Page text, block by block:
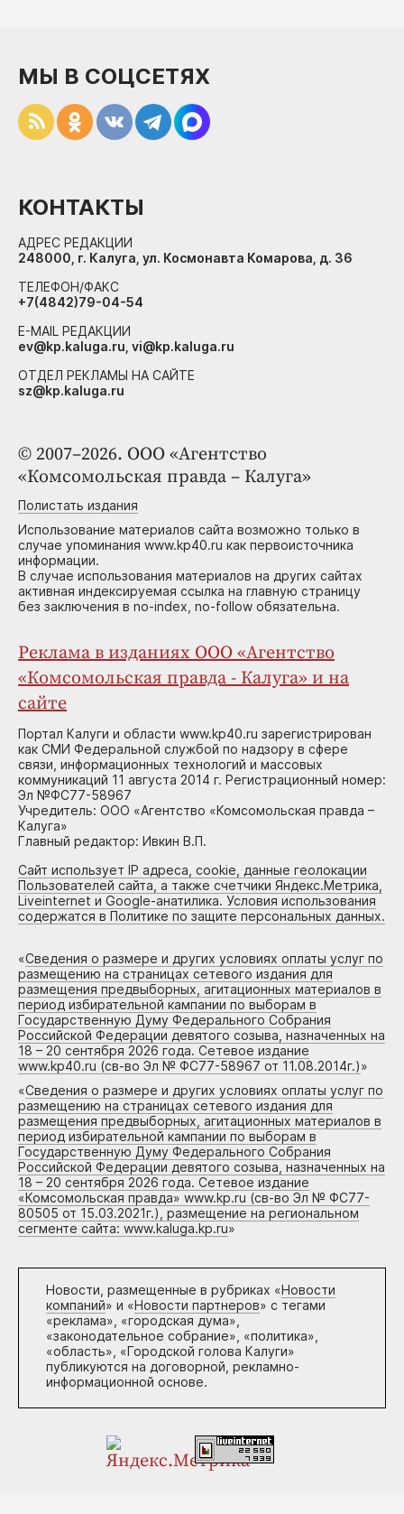
© 2007–2026. ООО «Агентство
«Комсомольская правда – Калуга»
Полистать издания
Использование материалов сайта возможно только в
случае упоминания www.kp40.ru как первоисточника
информации.
В случае использования материалов на других сайтах
активная индексируемая ссылка на главную страницу
без заключения в no-index, no-follow обязательна.
Реклама в изданиях ООО «Агентство
«Комсомольская правда - Калуга» и на
сайте
Портал Калуги и области www.kp40.ru зарегистрирован
как СМИ Федеральной службой по надзору в сфере
связи, информационных технологий и массовых
коммуникаций 11 августа 2014 г. Регистрационный номер:
Эл №ФС77-58967
Учредитель: ООО «Агентство «Комсомольская правда –
Калуга»
Главный редактор: Ивкин В.П.
Сайт использует IP адреса, cookie, данные геолокации
Пользователей сайта, а также счетчики Яндекс.Метрика,
Liveinternet и Google-анатилика. Условия использования
содержатся в Политике по защите персональных данных.
«Сведения о размере и других условиях оплаты услуг по
размещению на страницах сетевого издания для
размещения предвыборных, агитационных материалов в
период избирательной кампании по выборам в
Государственную Думу Федерального Собрания
Российской Федерации девятого созыва, назначенных на
18 – 20 сентября 2026 года. Сетевое издание
www.kp40.ru (св-во Эл № ФС77-58967 от 11.08.2014г.)»
«Сведения о размере и других условиях оплаты услуг по
размещению на страницах сетевого издания для
размещения предвыборных, агитационных материалов в
период избирательной кампании по выборам в
Государственную Думу Федерального Собрания
Российской Федерации девятого созыва, назначенных на
18 – 20 сентября 2026 года. Сетевое издание
«Комсомольская правда» www.kp.ru (св-во Эл № ФС77-
80505 от 15.03.2021г.), размещение на региональном
сегменте сайта: www.kaluga.kp.ru»
Новости, размещенные в рубриках «Новости
компаний» и «Новости партнеров» с тегами
«реклама», «городская дума»,
«законодательное собрание», «политика»,
«область», «Городской голова Калуги»
публикуются на договорной, рекламно-
информационной основе.
МЫ В СОЦСЕТЯХ
КОНТАКТЫ
АДРЕС РЕДАКЦИИ
248000, г. Калуга, ул. Космонавта Комарова, д. 36
ТЕЛЕФОН/ФАКС
+7(4842)79-04-54
E-MAIL РЕДАКЦИИ
ev@kp.kaluga.ru, vi@kp.kaluga.ru
ОТДЕЛ РЕКЛАМЫ НА САЙТЕ
sz@kp.kaluga.ru